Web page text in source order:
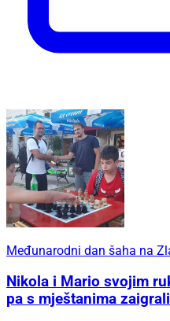
Međunarodni dan šaha na
Nikola i Mario svojim
pa s mještanima